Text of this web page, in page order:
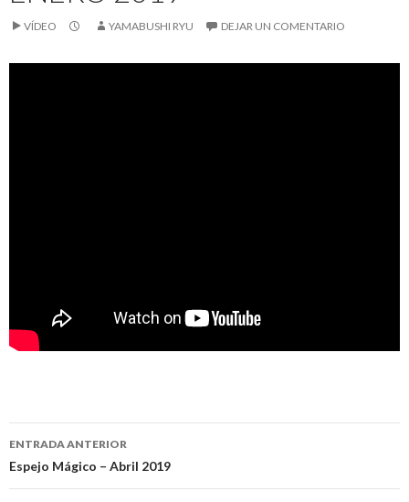
VÍDEO YAMABUSHI RYU DEJAR UN COMENTARIO
Ir a la entrada
ENTRADA ANTERIOR
Espejo Mágico – Abril 2019